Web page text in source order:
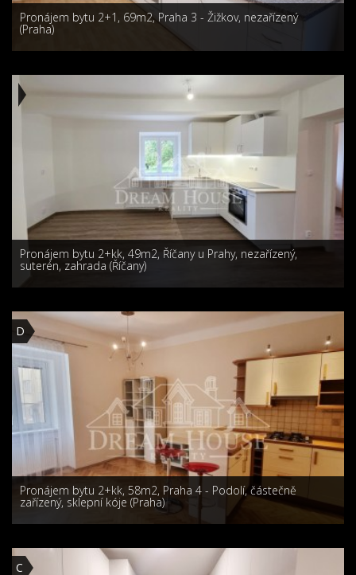
Pronájem bytu 2+1, 69m2, Praha 3 - Žižkov, nezařízený
(Praha)
Pronájem bytu 2+kk, 49m2, Říčany u Prahy, nezařízený,
suterén, zahrada (Říčany)
D
Pronájem bytu 2+kk, 58m2, Praha 4 - Podolí, částečně
zařízený, sklepní kóje (Praha)
C